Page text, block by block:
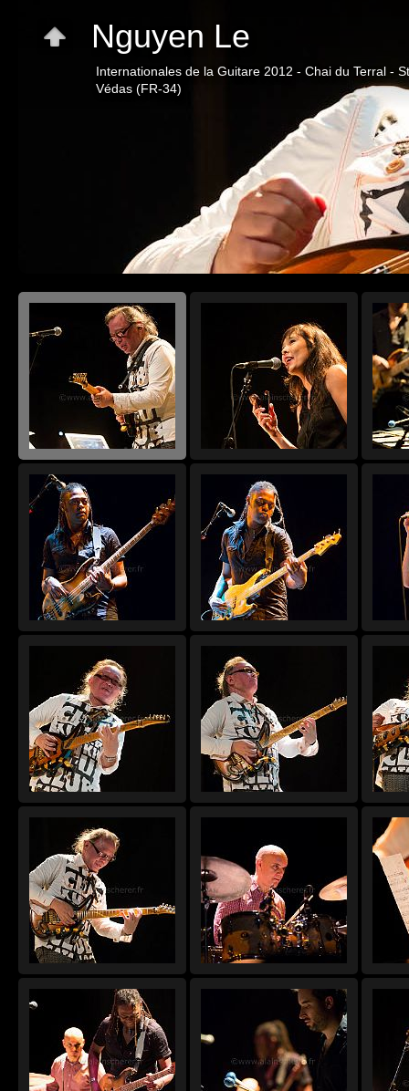
Nguyen Le
Internationales de la Guitare 2012 - Chai du Terral -
Védas (FR-34)